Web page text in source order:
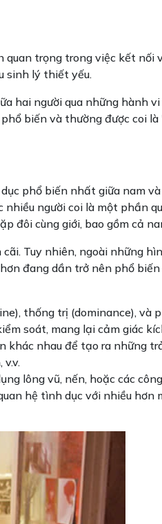
trọng trong việc kết
sinh lý thiết yếu.
hai người qua những hành
biến và thường được coi
phổ biến nhất giữa nam và
người coi là một phần
đôi cùng giới, bao gồm cả
Tuy nhiên, ngoài những
đang dần trở nên phổ
thống trị (dominance), và
soát, mang lại cảm giác
nhau để tạo ra những
lông vũ, nến, hoặc các
hệ tình dục với nhiều